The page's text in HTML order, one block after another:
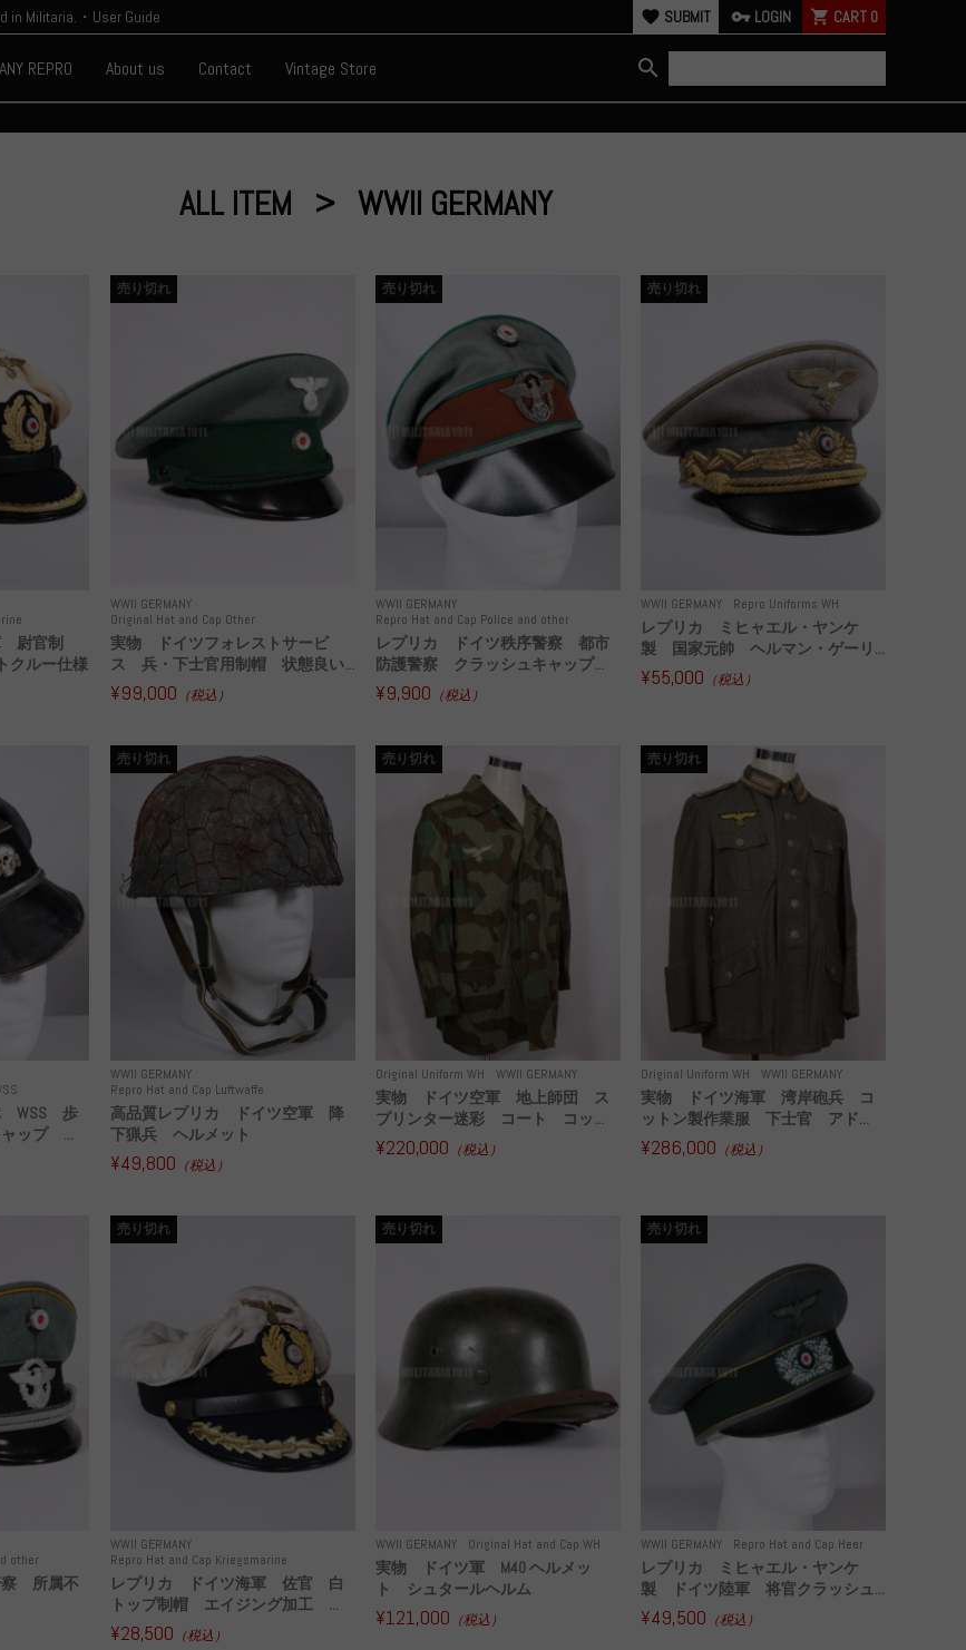
in Militaria.・User Guide favorite SUBMIT vpn_key LOGIN shopping_cart CART 0
REPRO About us Contact Vintage Store search
ALL ITEM WWII GERMANY
尉官制
ルー仕様
WWII GERMANY
Original Hat and Cap Other
売り切れ
実物 ドイツフォレストサービ
ス 兵・下士官用制帽 状態良い...
¥99,000 （税込）
WWII GERMANY
Repro Hat and Cap Police and other
売り切れ
レプリカ ドイツ秩序警察 都市
防護警察 クラッシュキャップ...
¥9,900 （税込）
WWII GERMANY Repro Uniforms WH
売り切れ
レプリカ ミヒャエル・ヤンケ
製 国家元帥 ヘルマン・ゲーリ...
¥55,000 （税込）
WSS 歩
ップ ...
WWII GERMANY
Repro Hat and Cap Luftwaffe
売り切れ
高品質レプリカ ドイツ空軍 降
下猟兵 ヘルメット
¥49,800 （税込）
Original Uniform WH WWII GERMANY
売り切れ
実物 ドイツ空軍 地上師団 ス
プリンター迷彩 コート コッ...
¥220,000 （税込）
Original Uniform WH WWII GERMANY
売り切れ
実物 ドイツ海軍 湾岸砲兵 コ
ットン製作業服 下士官 アド...
¥286,000 （税込）
other
所属不
WWII GERMANY
Repro Hat and Cap Kriegsmarine
売り切れ
レプリカ ドイツ海軍 佐官 白
トップ制帽 エイジング加工 ...
¥28,500 （税込）
WWII GERMANY Original Hat and Cap WH
売り切れ
実物 ドイツ軍 M40 ヘルメッ
ト シュタールヘルム
¥121,000 （税込）
WWII GERMANY Repro Hat and Cap Heer
売り切れ
レプリカ ミヒャエル・ヤンケ
製 ドイツ陸軍 将官クラッシュ...
¥49,500 （税込）